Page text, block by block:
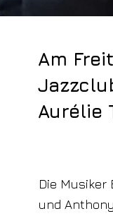
Am
Aurélie
Die Musiker
und